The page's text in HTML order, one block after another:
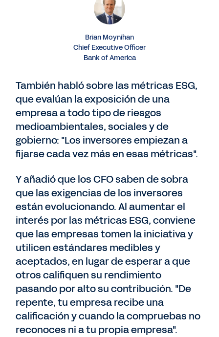
Brian Moynihan
Chief Executive Officer
Bank of America
También habló sobre las métricas ESG,
que evalúan la exposición de una
empresa a todo tipo de riesgos
medioambientales, sociales y de
gobierno: "Los inversores empiezan a
fijarse cada vez más en esas métricas".
Y añadió que los CFO saben de sobra
que las exigencias de los inversores
están evolucionando. Al aumentar el
interés por las métricas ESG, conviene
que las empresas tomen la iniciativa y
utilicen estándares medibles y
aceptados, en lugar de esperar a que
otros califiquen su rendimiento
pasando por alto su contribución. "De
repente, tu empresa recibe una
calificación y cuando la compruebas no
reconoces ni a tu propia empresa".